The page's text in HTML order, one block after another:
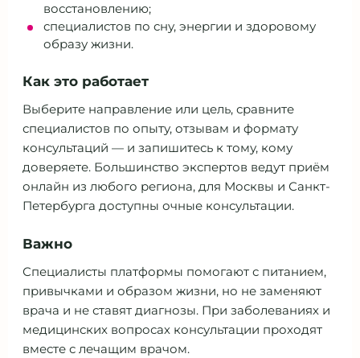
восстановлению;
специалистов по сну, энергии и здоровому
образу жизни.
Как это работает
Выберите направление или цель, сравните
специалистов по опыту, отзывам и формату
консультаций — и запишитесь к тому, кому
доверяете. Большинство экспертов ведут приём
онлайн из любого региона, для Москвы и Санкт-
Петербурга доступны очные консультации.
Важно
Специалисты платформы помогают с питанием,
привычками и образом жизни, но не заменяют
врача и не ставят диагнозы. При заболеваниях и
медицинских вопросах консультации проходят
вместе с лечащим врачом.